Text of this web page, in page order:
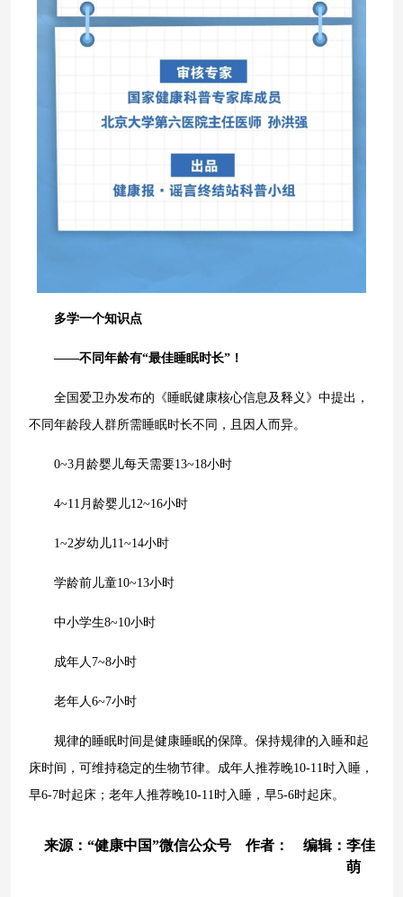
多学一个知识点
——不同年龄有“最佳睡眠时长”！
全国爱卫办发布的《睡眠健康核心信息及释义》中提出，
不同年龄段人群所需睡眠时长不同，且因人而异。
0~3月龄婴儿每天需要13~18小时
4~11月龄婴儿12~16小时
1~2岁幼儿11~14小时
学龄前儿童10~13小时
中小学生8~10小时
成年人7~8小时
老年人6~7小时
规律的睡眠时间是健康睡眠的保障。保持规律的入睡和起
床时间，可维持稳定的生物节律。成年人推荐晚10-11时入睡，
早6-7时起床；老年人推荐晚10-11时入睡，早5-6时起床。
来源：“健康中国”微信公众号 作者： 编辑：李佳
萌